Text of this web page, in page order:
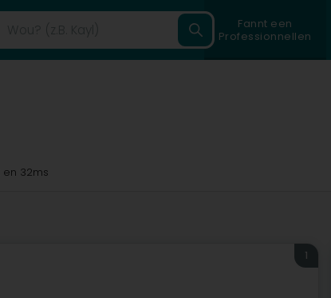
Fannt een
Professionnellen
en 32ms
1